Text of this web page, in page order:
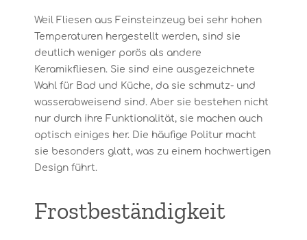
Weil Fliesen aus Feinsteinzeug bei sehr hohen
Temperaturen hergestellt werden, sind sie
deutlich weniger porös als andere
Keramikfliesen. Sie sind eine ausgezeichnete
Wahl für Bad und Küche, da sie schmutz- und
wasserabweisend sind. Aber sie bestehen nicht
nur durch ihre Funktionalität, sie machen auch
optisch einiges her. Die häufige Politur macht
sie besonders glatt, was zu einem hochwertigen
Design führt.
Frostbeständigkeit